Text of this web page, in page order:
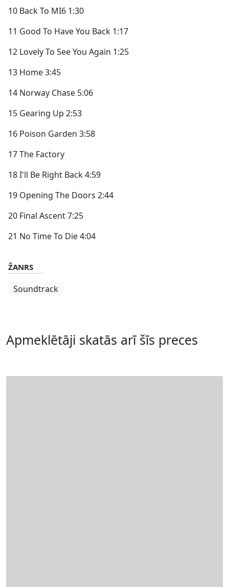
10 Back To MI6 1:30
11 Good To Have You Back 1:17
12 Lovely To See You Again 1:25
13 Home 3:45
14 Norway Chase 5:06
15 Gearing Up 2:53
16 Poison Garden 3:58
17 The Factory
18 I'll Be Right Back 4:59
19 Opening The Doors 2:44
20 Final Ascent 7:25
21 No Time To Die 4:04
ŽANRS
Soundtrack
Apmeklētāji skatās arī šīs preces